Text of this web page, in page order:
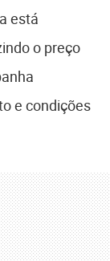
está
o preço
e condições